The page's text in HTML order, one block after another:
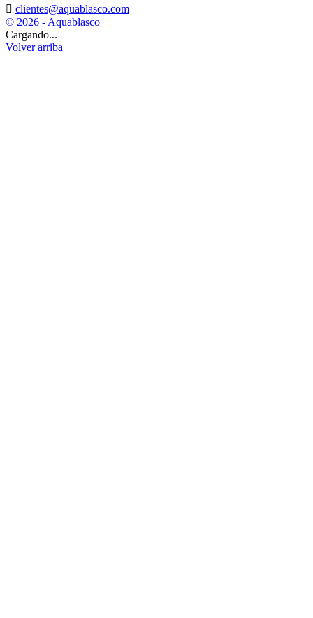
 clientes@aquablasco.com
© 2026 - Aquablasco
Cargando...
Volver arriba